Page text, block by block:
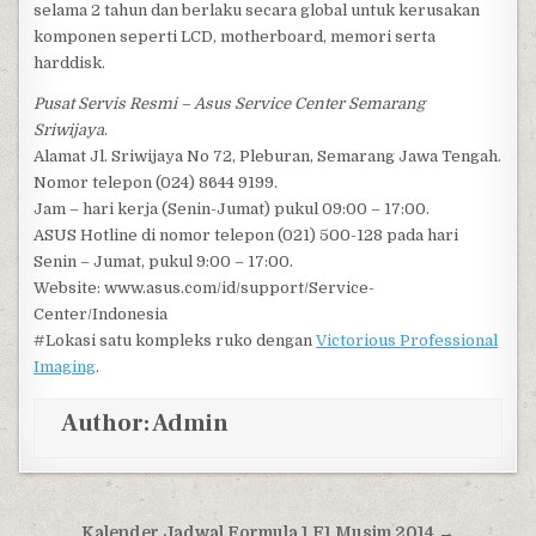
selama 2 tahun dan berlaku secara global untuk kerusakan
komponen seperti LCD, motherboard, memori serta
harddisk.
Pusat Servis Resmi – Asus Service Center Semarang
Sriwijaya.
Alamat Jl. Sriwijaya No 72, Pleburan, Semarang Jawa Tengah.
Nomor telepon (024) 8644 9199.
Jam – hari kerja (Senin-Jumat) pukul 09:00 – 17:00.
ASUS Hotline di nomor telepon (021) 500-128 pada hari
Senin – Jumat, pukul 9:00 – 17:00.
Website: www.asus.com/id/support/Service-
Center/Indonesia
#Lokasi satu kompleks ruko denganVictorious Professional
Imaging.
Author:Admin